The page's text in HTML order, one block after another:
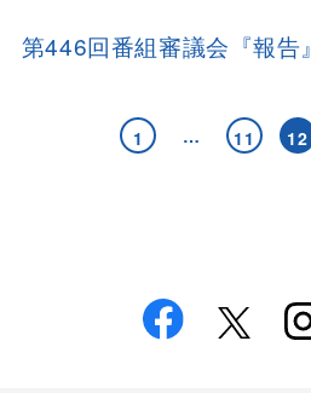
第446回番組審議会『報告』
1 … 11 12